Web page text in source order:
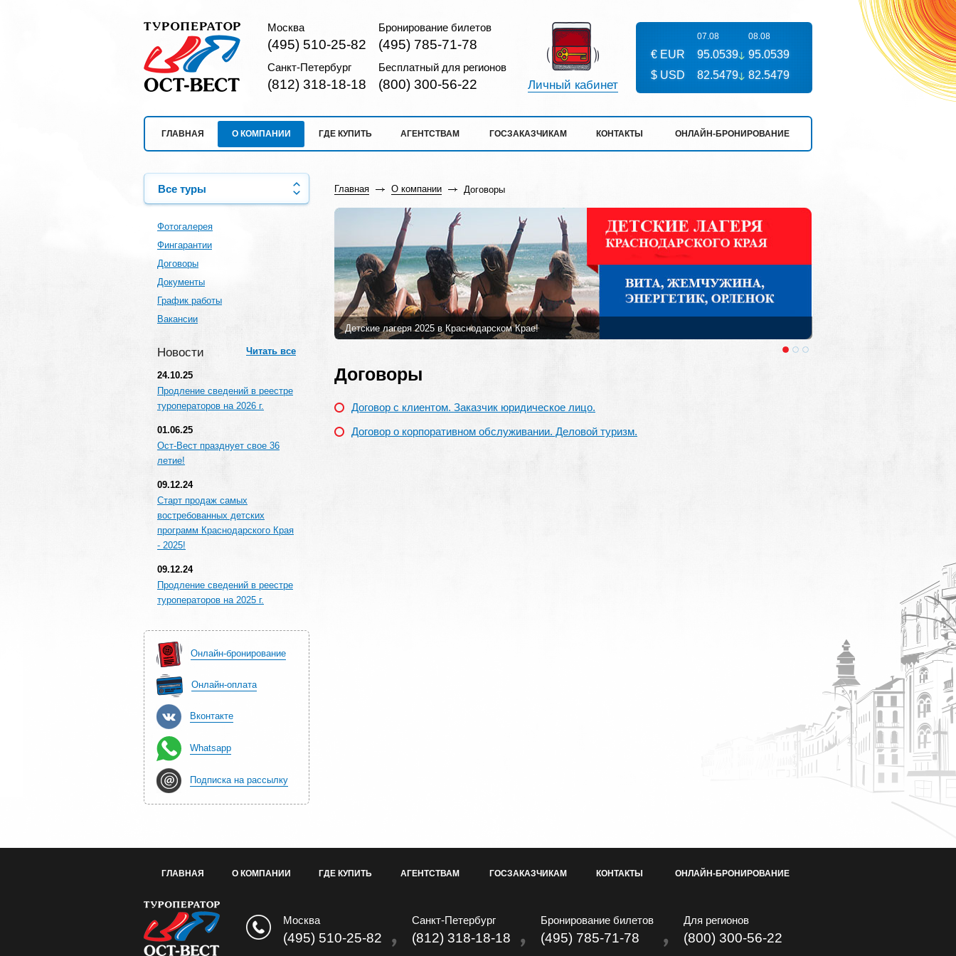
Москва
(495) 510-25-82
Бронирование билетов
(495) 785-71-78
Санкт-Петербург
(812) 318-18-18
Бесплатный для регионов
(800) 300-56-22 Личный кабинет
07.08 08.08
€ EUR 95.0539
95.0539
$ USD
82.5479 82.5479
ГЛАВНАЯ О КОМПАНИИ ГДЕ КУПИТЬ АГЕНТСТВАМ ГОСЗАКАЗЧИКАМ КОНТАКТЫ ОНЛАЙН-БРОНИРОВАНИЕ
Все туры
Фотогалерея
Фингарантии
Договоры
Документы
График работы
Вакансии
Новости Читать все
24.10.25
Продление сведений в реестре
туроператоров на 2026 г.
01.06.25
Ост-Вест празднует свое 36
летие!
09.12.24
Старт продаж самых
востребованных детских
программ Краснодарского Края
- 2025!
09.12.24
Продление сведений в реестре
туроператоров на 2025 г.
Онлайн-бронирование
Онлайн-оплата
Вконтакте
Whatsapp
Подписка на рассылку
Главная О компании Договоры
Детские лагеря 2025 в Краснодарском Крае!
Лучшие детские лагеря и программы в 2025 году в Краснодарском Крае. Выезды из Москвы и Санкт-
Договоры
Договор с клиентом. Заказчик юридическое лицо.
Договор о корпоративном обслуживании. Деловой туризм.
ГЛАВНАЯ О КОМПАНИИ ГДЕ КУПИТЬ АГЕНТСТВАМ ГОСЗАКАЗЧИКАМ КОНТАКТЫ ОНЛАЙН-БРОНИРОВАНИЕ
Москва
(495) 510-25-82
Санкт-Петербург
(812) 318-18-18
Бронирование билетов
(495) 785-71-78
Для регионов
(800) 300-56-22